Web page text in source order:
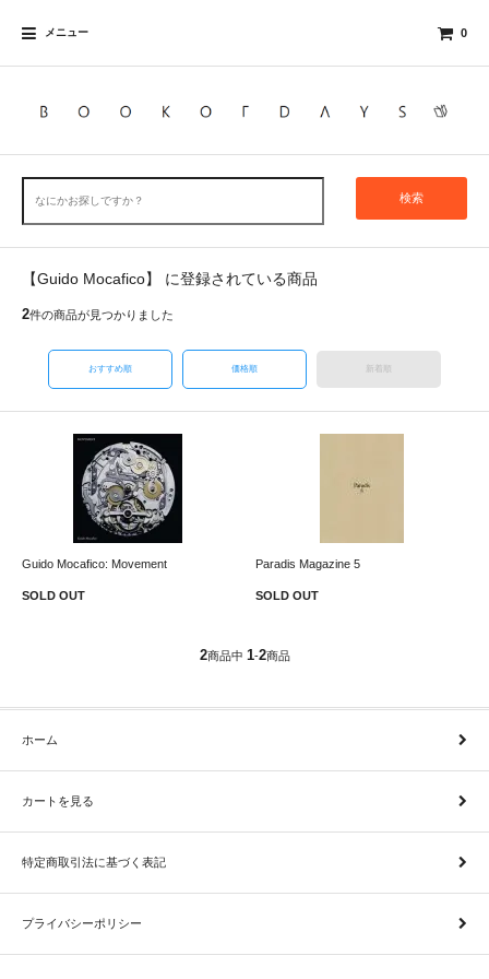
メニュー 0
検索
【Guido Mocafico】 に登録されている商品
2件の商品が見つかりました
おすすめ順 価格順 新着順
Guido Mocafico: Movement
SOLD OUT
Paradis Magazine 5
SOLD OUT
2商品中 1-2商品
ホーム
カートを見る
特定商取引法に基づく表記
プライバシーポリシー